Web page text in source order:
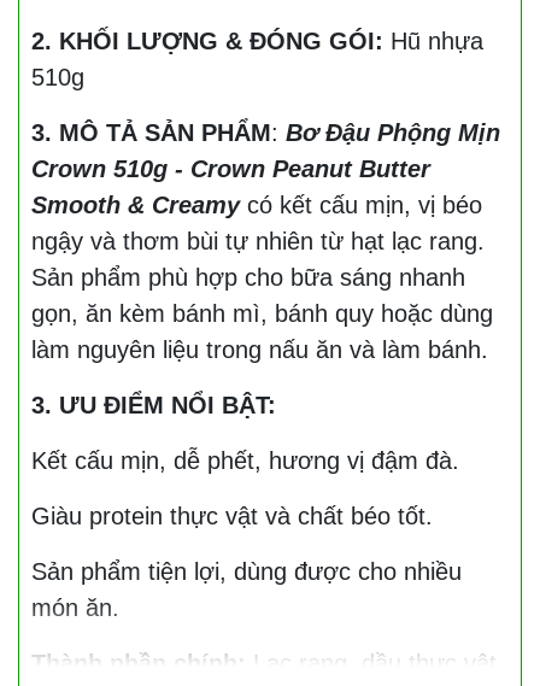
2. KHỐI LƯỢNG & ĐÓNG GÓI: Hũ nhựa
510g
3. MÔ TẢ SẢN PHẨM: Bơ Đậu Phộng Mịn
Crown 510g - Crown Peanut Butter
Smooth & Creamycó kết cấu mịn, vị béo
ngậy và thơm bùi tự nhiên từ hạt lạc rang.
Sản phẩm phù hợp cho bữa sáng nhanh
gọn, ăn kèm bánh mì, bánh quy hoặc dùng
làm nguyên liệu trong nấu ăn và làm bánh.
3. ƯU ĐIỂM NỔI BẬT:
Kết cấu mịn, dễ phết, hương vị đậm đà.
Giàu protein thực vật và chất béo tốt.
Sản phẩm tiện lợi, dùng được cho nhiều
món ăn.
Thành phần chính: Lạc rang, dầu thực vật,